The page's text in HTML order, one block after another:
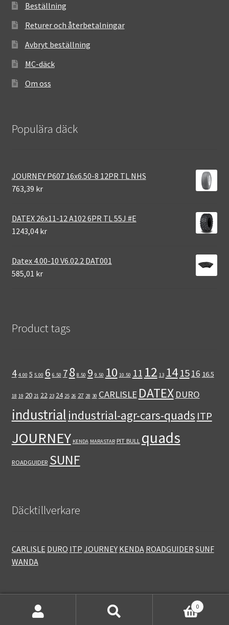
Beställning
Returer och återbetalningar
Avbryt beställning
MC-däck
Om oss
Populära däck
JOURNEY P607 16x6.50-8 12PR TL NHS
763,39 kr
DATEX 26x11-12 A102 6PR TL 55J #E
1243,04 kr
Datex 4.00-10 V6.02.2 DAT001
585,01 kr
Product tags
4 4.00 5 5.00 6 6.50 78 8.50 9 9.50 10 10.50 11 12 13 14 1516 16.5
18 19 20 21 22 23 24 25 26 27 28 30 CARLISLE DATEX DURO
industrial industrial-agr-cars-quads ITP
JOURNEY KENDA MARASTAR PIT BULL quads
ROADGUIDER SUNF
Däcktillverkare
CARLISLE DURO ITP JOURNEY KENDA ROADGUIDER SUNF
WANDA
0